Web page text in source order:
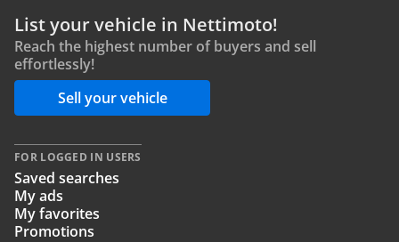
List your vehicle in Nettimoto!
Reach the highest number of buyers and sell
effortlessly!
Sell your vehicle
FOR LOGGED IN USERS
Saved searches
My ads
My favorites
Promotions